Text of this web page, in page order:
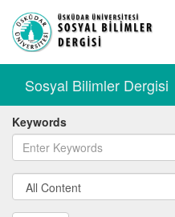
Sosyal Bilimler Dergisi
Keywords